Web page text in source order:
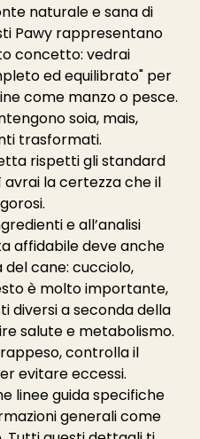
naturale e sana di
Pawy rappresentano
concetto: vedrai
ed equilibrato" per
come manzo o pesce.
soia, mais,
trasformati.
rispetti gli standard
avrai la certezza che il
e all’analisi
affidabile deve anche
cane: cucciolo,
è molto importante,
diversi a seconda della
salute e metabolismo.
controlla il
evitare eccessi.
linee guida specifiche
generali come